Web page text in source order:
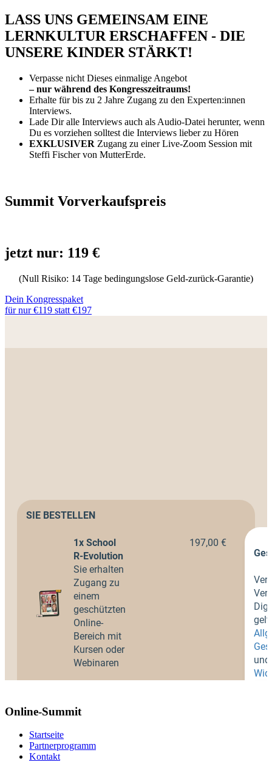
LASS UNS GEMEINSAM EINE
LERNKULTUR ERSCHAFFEN - DIE
UNSERE KINDER STÄRKT!
Verpasse nicht Dieses einmalige Angebot
– nur während des Kongresszeitraums!
Erhalte für bis zu 2 Jahre Zugang zu den Experten:innen
Interviews.
Lade Dir alle Interviews auch als Audio-Datei herunter, wenn
Du es vorziehen solltest die Interviews lieber zu Hören
EXKLUSIVER Zugang zu einer Live-Zoom Session mit
Steffi Fischer von MutterErde.
Summit Vorverkaufspreis
jetzt nur: 119 €
(Null Risiko: 14 Tage bedingungslose Geld-zurück-Garantie)
Dein Kongresspaket
für nur €119 statt €197
Online-Summit
Startseite
Partnerprogramm
Kontakt